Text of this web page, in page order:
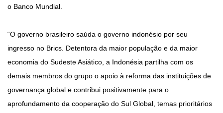
o Banco Mundial.
“O governo brasileiro saúda o governo indonésio por seu
ingresso no Brics. Detentora da maior população e da maior
economia do Sudeste Asiático, a Indonésia partilha com os
demais membros do grupo o apoio à reforma das instituições de
governança global e contribui positivamente para o
aprofundamento da cooperação do Sul Global, temas prioritários